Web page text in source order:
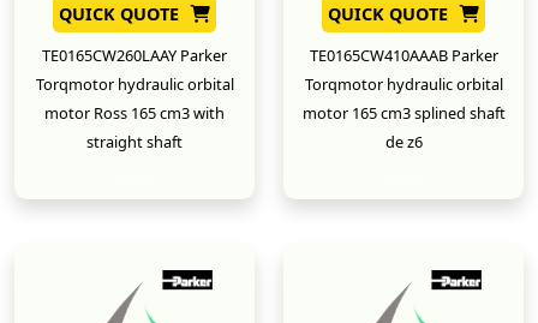
QUICK QUOTE
TE0165CW260LAAY Parker
Torqmotor hydraulic orbital
motor Ross 165 cm3 with
straight shaft
QUICK QUOTE
TE0165CW410AAAB Parker
Torqmotor hydraulic orbital
motor 165 cm3 splined shaft
de z6